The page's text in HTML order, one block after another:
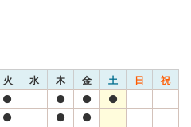
火 水 木 金 土 日 祝